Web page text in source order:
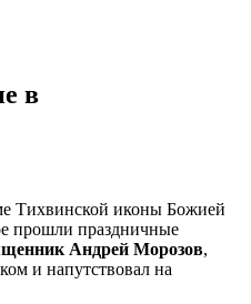
в
Тихвинской иконы Божией
прошли праздничные
Андрей Морозов,
и напутствовал на